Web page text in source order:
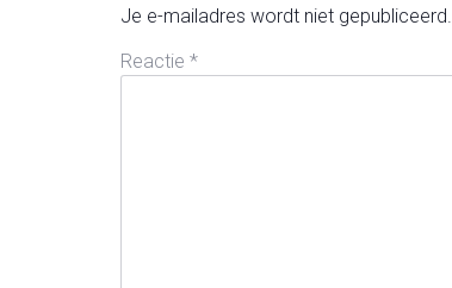
Je e-mailadres wordt niet gepubliceerd.
Reactie *